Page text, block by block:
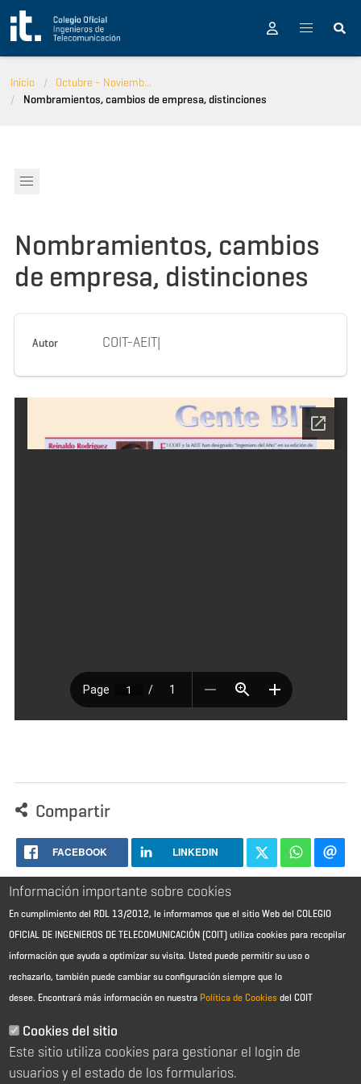
Pasar al contenido principal
Inicio
Octubre - Noviemb...
Nombramientos, cambios de empresa, distinciones
Nombramientos, cambios
de empresa, distinciones
Autor COIT-AEIT|
Compartir
FACEBOOK LINKEDIN
Aviso Legal - Información general
Política de cookies
Política de reembolso
Sitemap
Información importante sobre cookies
En cumplimiento del RDL 13/2012, le informamos que el sitio Web del COLEGIO
OFICIAL DE INGENIEROS DE TELECOMUNICACIÓN (COIT) utiliza cookies para recopilar
información que ayuda a optimizar su visita. Usted puede permitir su uso o
rechazarlo, también puede cambiar su configuración siempre que lo
desee. Encontrará más información en nuestra Política de Cookies del COIT
Cookies del sitio
Este sitio utiliza cookies para gestionar el login de
usuarios y el estado de los formularios.